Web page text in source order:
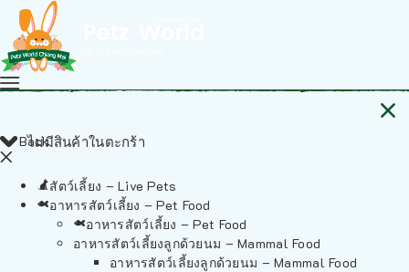
ไม่มีสินค้าในตะกร้า
Back
สัตว์เลี้ยง – Live Pets
อาหารสัตว์เลี้ยง – Pet Food
อาหารสัตว์เลี้ยง – Pet Food
อาหารสัตว์เลี้ยงลูกด้วยนม – Mammal Food
อาหารสัตว์เลี้ยงลูกด้วยนม – Mammal Food